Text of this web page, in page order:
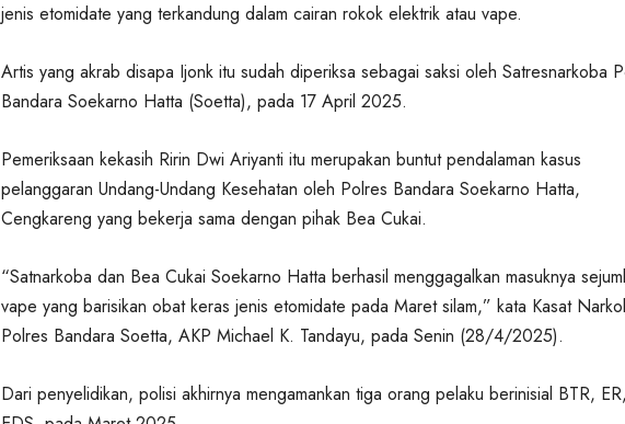
jenis etomidate yang terkandung dalam cairan rokok elektrik atau vape.
Artis yang akrab disapa Ijonk itu sudah diperiksa sebagai saksi oleh Satresnarkoba
Bandara Soekarno Hatta (Soetta), pada 17 April 2025.
Pemeriksaan kekasih Ririn Dwi Ariyanti itu merupakan buntut pendalaman kasus
pelanggaran Undang-Undang Kesehatan oleh Polres Bandara Soekarno Hatta,
Cengkareng yang bekerja sama dengan pihak Bea Cukai.
“Satnarkoba dan Bea Cukai Soekarno Hatta berhasil menggagalkan masuknya
vape yang barisikan obat keras jenis etomidate pada Maret silam,” kata Kasat
Polres Bandara Soetta, AKP Michael K. Tandayu, pada Senin (28/4/2025).
Dari penyelidikan, polisi akhirnya mengamankan tiga orang pelaku berinisial BTR,